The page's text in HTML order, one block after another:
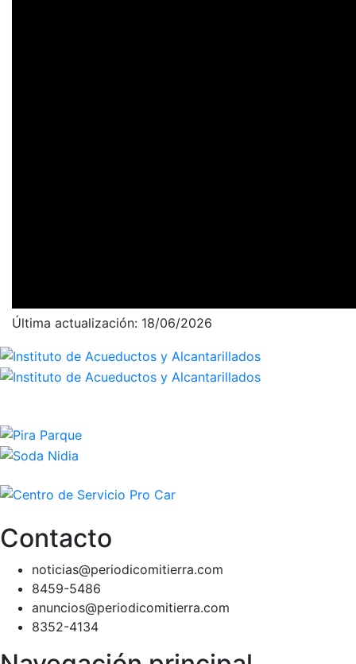
Última actualización: 18/06/2026
Contacto
noticias@periodicomitierra.com
8459-5486
anuncios@periodicomitierra.com
8352-4134